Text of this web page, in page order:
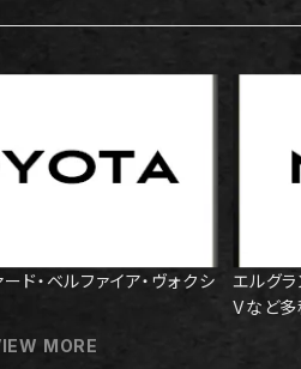
ド・ベルファイア・ヴォクシ
MORE
エルグラ
Vなど多